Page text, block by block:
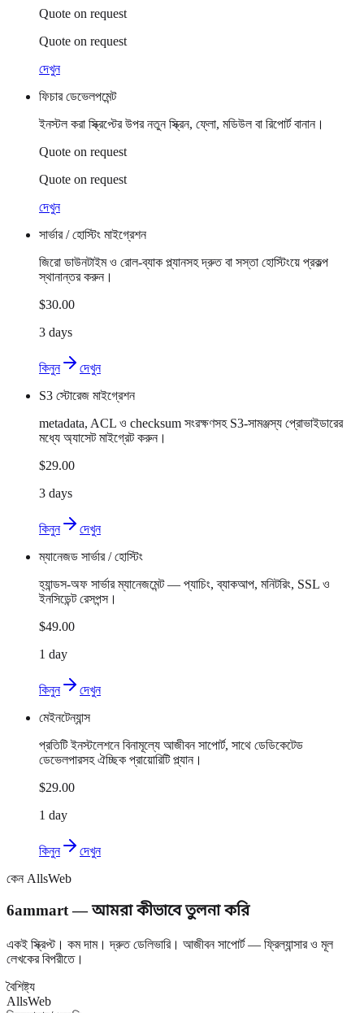
Quote on request
Quote on request
দেখুন
ফিচার ডেভেলপমেন্ট
ইনস্টল করা স্ক্রিপ্টের উপর নতুন স্ক্রিন, ফ্লো, মডিউল বা রিপোর্ট বানান।
Quote on request
Quote on request
দেখুন
সার্ভার / হোস্টিং মাইগ্রেশন
জিরো ডাউনটাইম ও রোল-ব্যাক প্ল্যানসহ দ্রুত বা সস্তা হোস্টিংয়ে প্রকল্প
স্থানান্তর করুন।
$30.00
3 days
কিনুন
দেখুন
S3 স্টোরেজ মাইগ্রেশন
metadata, ACL ও checksum সংরক্ষণসহ S3-সামঞ্জস্য প্রোভাইডারের
মধ্যে অ্যাসেট মাইগ্রেট করুন।
$29.00
3 days
কিনুন
দেখুন
ম্যানেজড সার্ভার / হোস্টিং
হ্যান্ডস-অফ সার্ভার ম্যানেজমেন্ট — প্যাচিং, ব্যাকআপ, মনিটরিং, SSL ও
ইনসিডেন্ট রেসপন্স।
$49.00
1 day
কিনুন
দেখুন
মেইনটেন্যান্স
প্রতিটি ইনস্টলেশনে বিনামূল্যে আজীবন সাপোর্ট, সাথে ডেডিকেটেড
ডেভেলপারসহ ঐচ্ছিক প্রায়োরিটি প্ল্যান।
$29.00
1 day
কিনুন
দেখুন
কেন AllsWeb
6ammart — আমরা কীভাবে তুলনা করি
একই স্ক্রিপ্ট। কম দাম। দ্রুত ডেলিভারি। আজীবন সাপোর্ট — ফ্রিল্যান্সার ও মূল
লেখকের বিপরীতে।
বৈশিষ্ট্য
AllsWeb